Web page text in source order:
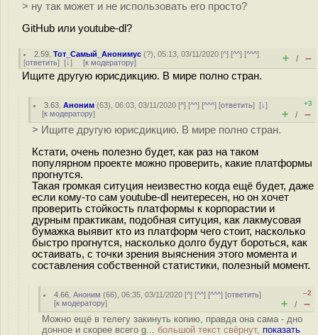
> ну так может и не использовать его просто?
GitHub или youtube-dl?
2.59 ,Тот_Самый_Анонимус (?), 05:13, 03/11/2020 [^] [^^] [^^^]
[ответить] [↓] [к модератору] + / –
Ищите другую юрисдикцию. В мире полно стран.
3.63 ,Аноним (63), 06:03, 03/11/2020 [^] [^^] [^^^] [ответить][↓]
[к модератору]
+3
+ / –
> Ищите другую юрисдикцию. В мире полно стран.
Кстати, очень полезно будет, как раз на таком
популярном проекте можно проверить, какие платформы
прогнутся.
Такая громкая ситуция неизвестно когда ещё будет, даже
если кому-то сам youtube-dl неитересен, но он хочет
проверить стойкость платформы к корпорастии и
дурным практикам, подобная ситуция, как лакмусовая
бумажка выявит кто из платформ чего стоит, насколько
быстро прогнутся, насколько долго будут бороться, как
остаивать, с точки зрения выяснения этого момента и
составления собственной статистики, полезный момент.
4.66 ,Аноним (66), 06:35, 03/11/2020 [^] [^^] [^^^] [ответить]
[к модератору]
–2
+ / –
Можно ещё в телегу закинуть копию, правда она сама - дно
донное и скорее всего g... большой текст свёрнут, показать